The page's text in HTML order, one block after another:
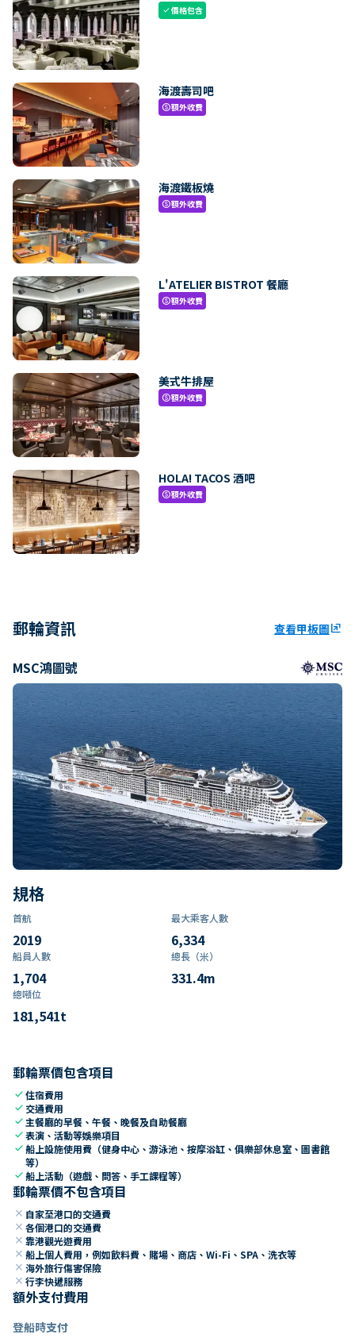
check價格包含
海渡壽司吧
paid額外收費
海渡鐵板燒
paid額外收費
L'ATELIER BISTROT 餐廳
paid額外收費
美式牛排屋
paid額外收費
HOLA! TACOS 酒吧
paid額外收費
郵輪資訊 查看甲板圖ungroup
MSC鴻圖號
規格
首航
2019
最大乘客人數
6,334
船員人數
1,704
總長（米）
331.4m
總噸位
181,541t
郵輪票價包含項目
check住宿費用
check 交通費用
check 主餐廳的早餐、午餐、晚餐及自助餐廳
check表演、活動等娛樂項目
check船上設施使用費（健身中心、游泳池、按摩浴缸、俱樂部休息室、圖書館
等）
check船上活動（遊戲、問答、手工課程等）
郵輪票價不包含項目
close 自家至港口的交通費
close 各個港口的交通費
close 靠港觀光遊費用
close 船上個人費用，例如飲料費、賭場、商店、Wi-Fi、SPA、洗衣等
close 海外旅行傷害保險
close 行李快遞服務
額外支付費用
登船時支付